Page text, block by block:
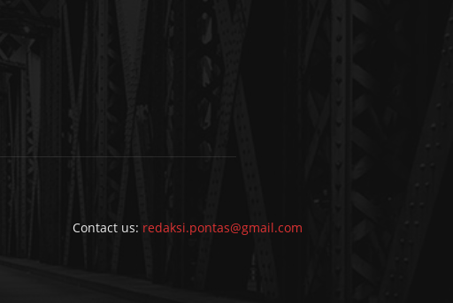
Contact us: redaksi.pontas@gmail.com